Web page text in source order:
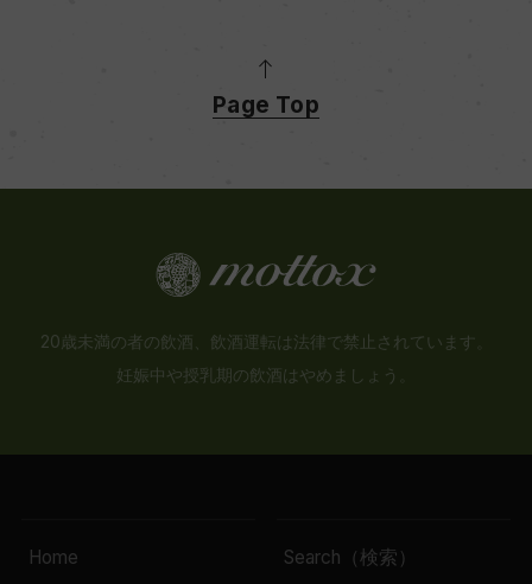
Page Top
20歳未満の者の飲酒、飲酒運転は法律で禁止されています。
妊娠中や授乳期の飲酒はやめましょう。
Home
Search（検索）